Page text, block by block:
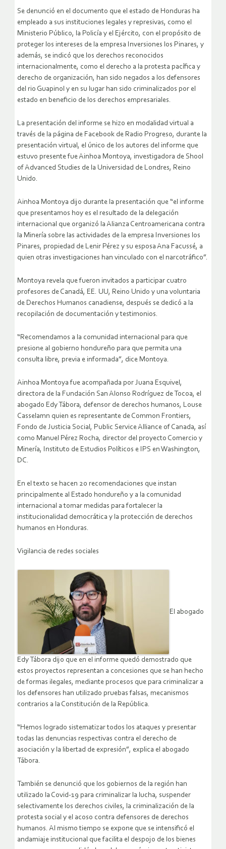
Se denunció en el documento que el estado de Honduras ha
empleado a sus instituciones legales y represivas, como el
Ministerio Público, la Policía y el Ejército, con el propósito de
proteger los intereses de la empresa Inversiones los Pinares, y
además, se indicó que los derechos reconocidos
internacionalmente, como el derecho a la protesta pacífica y
derecho de organización, han sido negados a los defensores
del rio Guapinol y en su lugar han sido criminalizados por el
estado en beneficio de los derechos empresariales.
La presentación del informe se hizo en modalidad virtual a
través de la página de Facebook de Radio Progreso, durante la
presentación virtual, el único de los autores del informe que
estuvo presente fue Ainhoa Montoya, investigadora de Shool
of Advanced Studies de la Universidad de Londres, Reino
Unido.
Ainhoa Montoya dijo durante la presentación que “el informe
que presentamos hoy es el resultado de la delegación
internacional que organizó la Alianza Centroamericana contra
la Minería sobre las actividades de la empresa Inversiones los
Pinares, propiedad de Lenir Pérez y su esposa Ana Facussé, a
quien otras investigaciones han vinculado con el narcotráfico”.
Montoya revela que fueron invitados a participar cuatro
profesores de Canadá, EE. UU, Reino Unido y una voluntaria
de Derechos Humanos canadiense, después se dedicó a la
recopilación de documentación y testimonios.
“Recomendamos a la comunidad internacional para que
presione al gobierno hondureño para que permita una
consulta libre, previa e informada”, dice Montoya.
Ainhoa Montoya fue acompañada por Juana Esquivel,
directora de la Fundación San Alonso Rodríguez de Tocoa, el
abogado Edy Tábora, defensor de derechos humanos, Louse
Casselamn quien es representante de Common Frontiers,
Fondo de Justicia Social, Public Service Alliance of Canada, así
como Manuel Pérez Rocha, director del proyecto Comercio y
Minería, Instituto de Estudios Políticos e IPS en Washington,
DC.
En el texto se hacen 20 recomendaciones que instan
principalmente al Estado hondureño y a la comunidad
internacional a tomar medidas para fortalecer la
institucionalidad democrática y la protección de derechos
humanos en Honduras.
Vigilancia de redes sociales
El abogado
Edy Tábora dijo que en el informe quedó demostrado que
estos proyectos representan a concesiones que se han hecho
de formas ilegales, mediante procesos que para criminalizar a
los defensores han utilizado pruebas falsas, mecanismos
contrarios a la Constitución de la República.
“Hemos logrado sistematizar todos los ataques y presentar
todas las denuncias respectivas contra el derecho de
asociación y la libertad de expresión”, explica el abogado
Tábora.
También se denunció que los gobiernos de la región han
utilizado la Covid-19 para criminalizar la lucha, suspender
selectivamente los derechos civiles, la criminalización de la
protesta social y el acoso contra defensores de derechos
humanos. Al mismo tiempo se expone que se intensificó el
andamiaje institucional que facilita el despojo de los bienes